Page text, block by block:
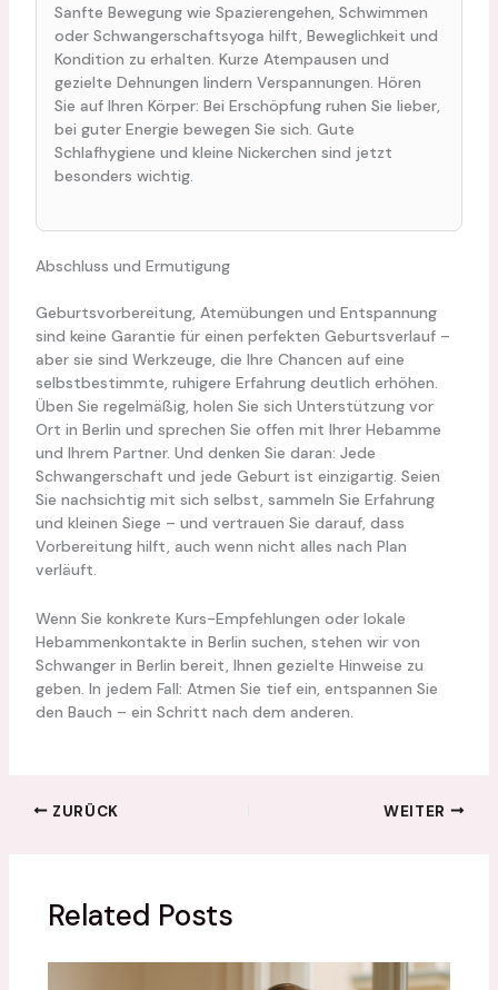
Sanfte Bewegung wie Spazierengehen, Schwimmen
oder Schwangerschaftsyoga hilft, Beweglichkeit und
Kondition zu erhalten. Kurze Atempausen und
gezielte Dehnungen lindern Verspannungen. Hören
Sie auf Ihren Körper: Bei Erschöpfung ruhen Sie lieber,
bei guter Energie bewegen Sie sich. Gute
Schlafhygiene und kleine Nickerchen sind jetzt
besonders wichtig.
Abschluss und Ermutigung
Geburtsvorbereitung, Atemübungen und Entspannung
sind keine Garantie für einen perfekten Geburtsverlauf –
aber sie sind Werkzeuge, die Ihre Chancen auf eine
selbstbestimmte, ruhigere Erfahrung deutlich erhöhen.
Üben Sie regelmäßig, holen Sie sich Unterstützung vor
Ort in Berlin und sprechen Sie offen mit Ihrer Hebamme
und Ihrem Partner. Und denken Sie daran: Jede
Schwangerschaft und jede Geburt ist einzigartig. Seien
Sie nachsichtig mit sich selbst, sammeln Sie Erfahrung
und kleinen Siege – und vertrauen Sie darauf, dass
Vorbereitung hilft, auch wenn nicht alles nach Plan
verläuft.
Wenn Sie konkrete Kurs-Empfehlungen oder lokale
Hebammenkontakte in Berlin suchen, stehen wir von
Schwanger in Berlin bereit, Ihnen gezielte Hinweise zu
geben. In jedem Fall: Atmen Sie tief ein, entspannen Sie
den Bauch – ein Schritt nach dem anderen.
ZURÜCK WEITER
Related Posts